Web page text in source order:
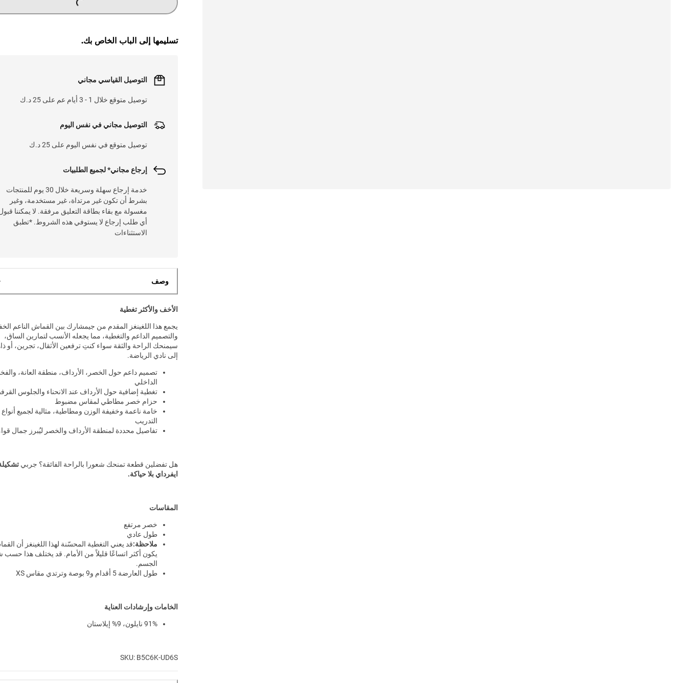
تسليمها إلى الباب الخاص بك.
التوصيل القياسي مجاني
توصيل متوقع خلال 1 - 3 أيام عم على 25 د.ك
التوصيل مجاني في نفس اليوم
توصيل متوقع في نفس اليوم على 25 د.ك
إرجاع مجاني* لجميع الطلبيات
خدمة إرجاع سهلة وسريعة خلال 30 يوم للمنتجات
بشرط أن تكون غير مرتداة، غير مستخدمة، وغير
مغسولة مع بقاء بطاقة التعليق مرفقة. لا يمكننا
أي طلب إرجاع لا يستوفي هذه الشروط. *تطبق
الاستثناءات
وصف
الأخف والأكثر تغطية
يجمع هذا اللغينغز المقدم من جيمشارك بين القماش الناعم
والتصميم الداعم والتغطية، مما يجعله الأنسب لتمارين الساق،
سيمنحك الراحة والثقة سواء كنتِ ترفعين الأثقال، تجرين، أو
إلى نادي الرياضة.
تصميم داعم حول الخصر، الأرداف، منطقة العانة،
الداخلي
تغطية إضافية حول الأرداف عند الانحناء والجلوس
حزام خصر مطاطي لمقاس مضبوط
خامة ناعمة وخفيفة الوزن ومطاطية، مثالية لجميع أنواع
التدريب
تفاصيل محددة لمنطقة الأرداف والخصر ليُبرز جمال
هل تفضلين قطعة تمنحك شعورا بالراحة الفائقة؟ جربي
ايفرداي بلا حياكة.
المقاسات
خصر مرتفع
طول عادي
ملاحظة:قد يعني التغطية المحسّنة لهذا اللغينغز أن
يكون أكثر اتساعًا قليلاً من الأمام. قد يختلف هذا
الجسم.
طول العارضة 5 أقدام و9 بوصة وترتدي مقاس XS
الخامات وإرشادات العناية
91% نايلون، 9% إيلاستان
SKU: B5C6K-UD6S